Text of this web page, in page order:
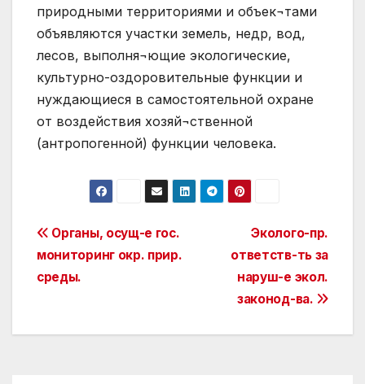
природными территориями и объек¬тами
объявляются участки земель, недр, вод,
лесов, выполня¬ющие экологические,
культурно-оздоровительные функции и
нуждающиеся в самостоятельной охране
от воздействия хозяй¬ственной
(антропогенной) функции человека.
Post
navigation
Эколого-пр.
ответств-ть за
наруш-е экол.
законод-ва.
Органы, осущ-е гос.
мониторинг окр. прир.
среды.